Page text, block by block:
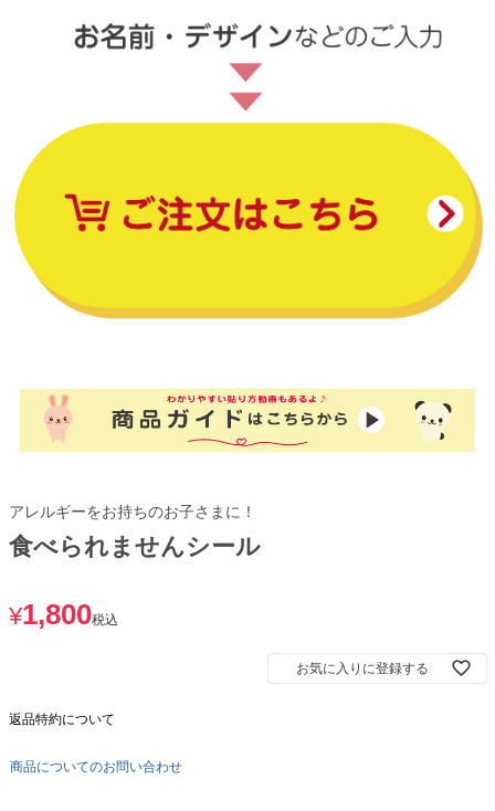
アレルギーをお持ちのお子さまに！
食べられませんシール
¥1,800税込
お気に入りに登録する
返品特約について
商品についてのお問い合わせ